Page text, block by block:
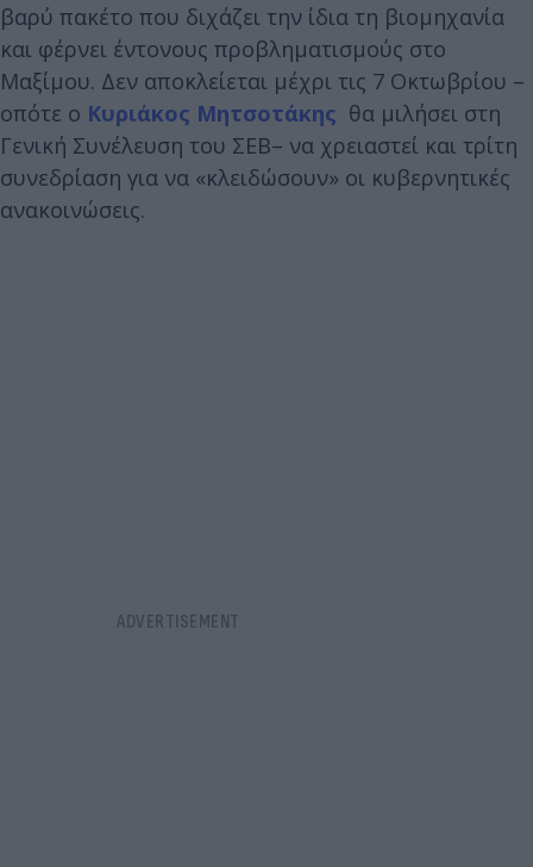
βαρύ πακέτο που διχάζει την ίδια τη βιομηχανία
και φέρνει έντονους προβληματισμούς στο
Μαξίμου. Δεν αποκλείεται μέχρι τις 7 Οκτωβρίου –
οπότε ο Κυριάκος Μητσοτάκης θα μιλήσει στη
Γενική Συνέλευση του ΣΕΒ– να χρειαστεί και τρίτη
συνεδρίαση για να «κλειδώσουν» οι κυβερνητικές
ανακοινώσεις.